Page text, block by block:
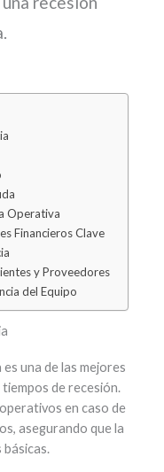
Operativa
Financieros Clave
y Proveedores
del Equipo
una de las mejores
de recesión.
en caso de
asegurando que la
básicas.